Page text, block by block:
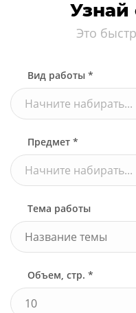
Узнай
Это
Вид работы *
Начните набирать...
Предмет *
Начните набирать...
Тема работы
Объем, стр. *